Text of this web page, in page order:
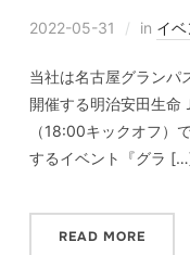
2022-05-31 in イベ
当社は名古屋グランパ
開催する明治安田生命
（18:00キックオフ）
するイベント『グラ
READ MORE